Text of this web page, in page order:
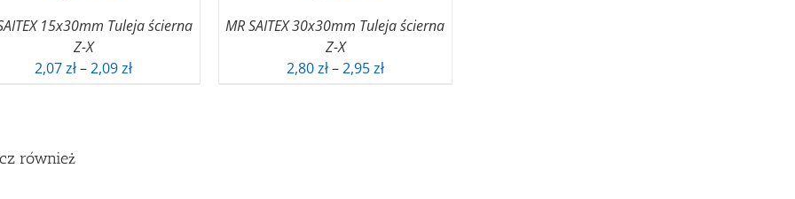
15x30mm Tuleja ścierna
Z-X
2,07zł–2,09złZakres
MR SAITEX 30x30mm Tuleja ścierna
Z-X
2,80zł–2,95złZakres
również